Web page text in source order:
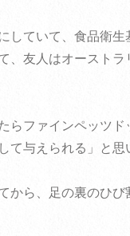
していて、食品衛生
、友人はオーストラ
らファインペッツド
与えられる」と思
から、足の裏のひ